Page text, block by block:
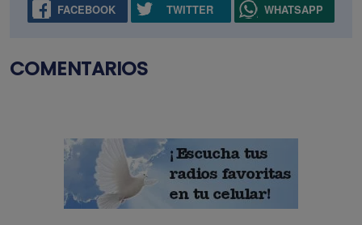
FACEBOOK TWITTER WHATSAPP
COMENTARIOS